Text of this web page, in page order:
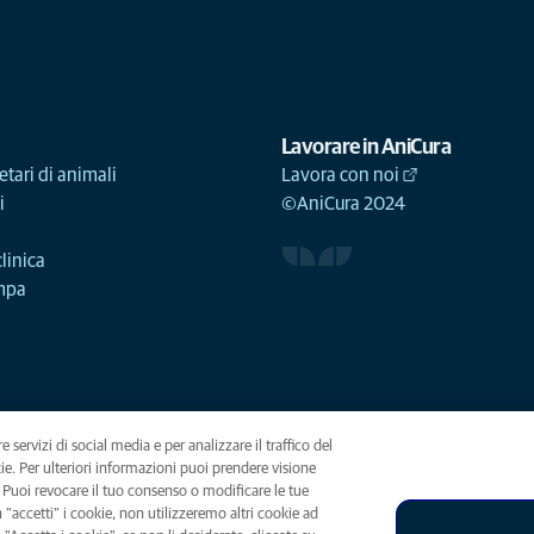
di animali
Lavorare in AniCura
Lavora con noi
©AniCura 2024
notice Accessability Global Human Rights
di social media e per analizzare il traffico del
Per ulteriori informazioni puoi prendere visione
in a new tab)
Puoi revocare il tuo consenso o modificare le tue
i cookie, non utilizzeremo altri cookie ad